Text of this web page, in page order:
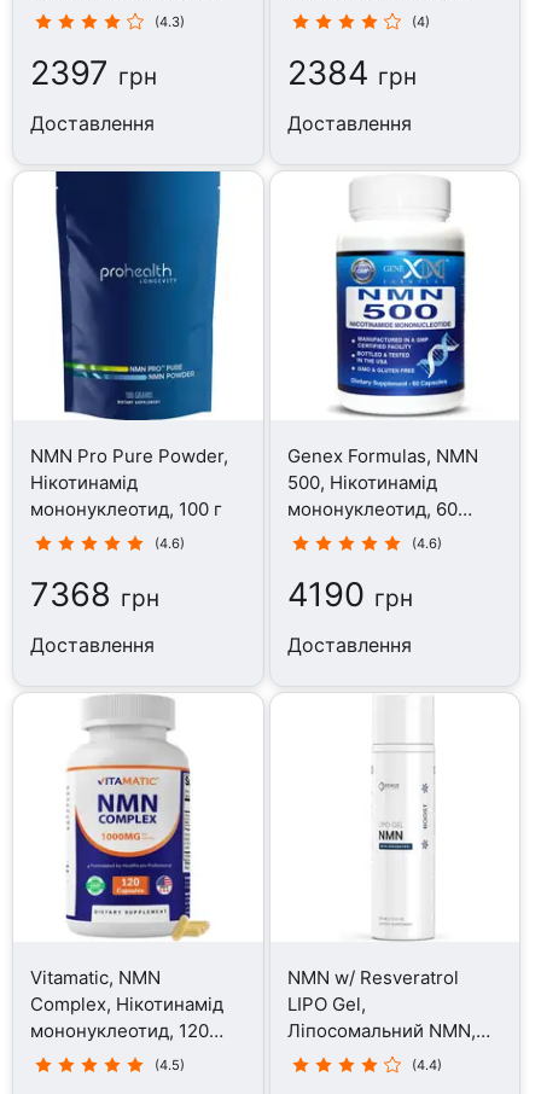
пастилок
(4.3)
2397 грн
Доставлення
капсул
(4)
2384 грн
Доставлення
NMN Pro Pure Powder,
Нікотинамід
мононуклеотид, 100 г
(4.6)
7368 грн
Доставлення
Genex Formulas, NMN
500, Нікотинамід
мононуклеотид, 60
капсул
(4.6)
4190 грн
Доставлення
Vitamatic, NMN
Complex, Нікотинамід
мононуклеотид, 120
капсул
(4.5)
NMN w/ Resveratrol
LIPO Gel,
Ліпосомальний NMN,
150 мл
(4.4)